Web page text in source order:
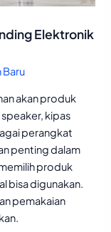
Elektronik
Baru
akan produk
kipas
perangkat
penting dalam
produk
bisa digunakan.
pemakaian